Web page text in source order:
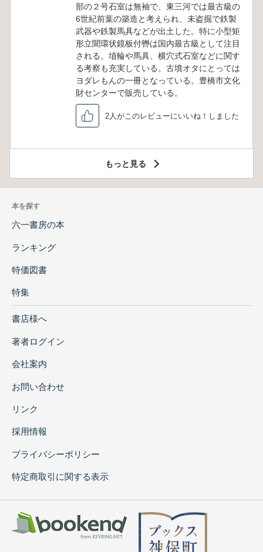
部の２号石室は無袖で、東三河では最古級の
6世紀前葉の築造と考えられ、未盗掘で鉄製
武器や鉄製馬具などが出土した。特に小型矩
形立聞環状鏡板付轡は国内最古級として注目
される。埴輪や馬具、横穴式石室などに関す
る考察も充実している。古墳オタにとっては
ヨダレもんの一冊となっている。豊橋市文化
財センターで販売している。
2人がこのレビューにいいね！しました
もっと見る
本を探す
六一書房の本
ランキング
特価図書
特集
書店様へ
著者ログイン
会社案内
お問い合わせ
リンク
採用情報
プライバシーポリシー
特定商取引に関する表示